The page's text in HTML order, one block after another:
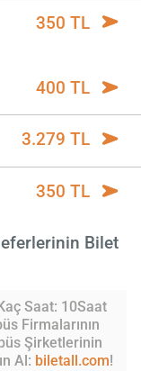
350 TL
400 TL
3.279 TL
350 TL
Bilet
Saat: 10Saat
Firmalarının
Şirketlerinin
Al: biletall.com!